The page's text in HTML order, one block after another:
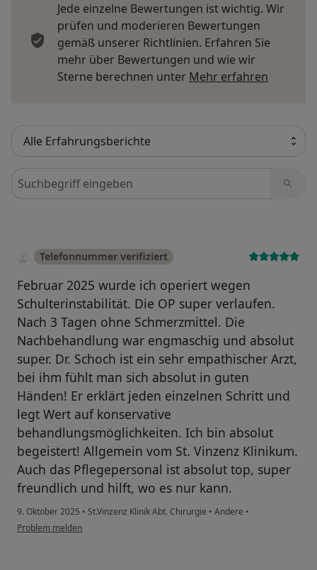
Jede einzelne Bewertungen ist wichtig. Wir
prüfen und moderieren Bewertungen
gemäß unserer Richtlinien. Erfahren Sie
mehr über Bewertungen und wie wir
Sterne berechnen unter Mehr erfahren
Bewertungen durchsuchen
Telefonnummer verifiziert
Februar 2025 wurde ich operiert wegen
Schulterinstabilität. Die OP super verlaufen.
Nach 3 Tagen ohne Schmerzmittel. Die
Nachbehandlung war engmaschig und absolut
super. Dr. Schoch ist ein sehr empathischer Arzt,
bei ihm fühlt man sich absolut in guten
Händen! Er erklärt jeden einzelnen Schritt und
legt Wert auf konservative
behandlungsmöglichkeiten. Ich bin absolut
begeistert! Allgemein vom St. Vinzenz Klinikum.
Auch das Pflegepersonal ist absolut top, super
freundlich und hilft, wo es nur kann.
9. Oktober 2025 • St.Vinzenz Klinik Abt. Chirurgie • Andere •
Problem melden